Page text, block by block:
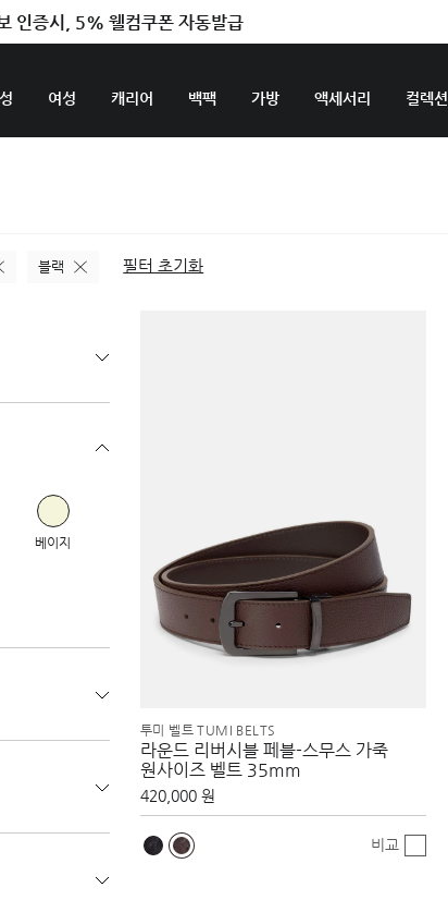
인증시, 5% 웰컴쿠폰 자동발급
독으로 만나보세요.
여성 캐리어 백팩 가방 액세서리 컬렉션
필터 초기화
블랙
베이지
투미 벨트 TUMI BELTS
라운드 리버시블 페블-스무스 가죽
원사이즈 벨트 35mm
420,000 원
비교